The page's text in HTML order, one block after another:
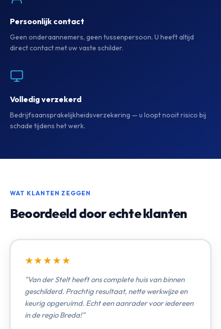
Persoonlijk contact
Geen onderaannemers, geen tussenpersoon. U heeft altijd
direct contact met uw vaste schilder.
Volledig verzekerd
Bedrijfsaansprakelijkheidsverzekering — u loopt nooit risico bij
schade tijdens het werk.
WAT KLANTEN ZEGGEN
Beoordeeld door echte klanten
★★★★★
"Van der Stelt heeft ons complete huis van binnen
geschilderd. Prachtig resultaat, nette werkwijze en
keurig opgeruimd. Echt een aanrader voor iedereen
in de regio Breda!"